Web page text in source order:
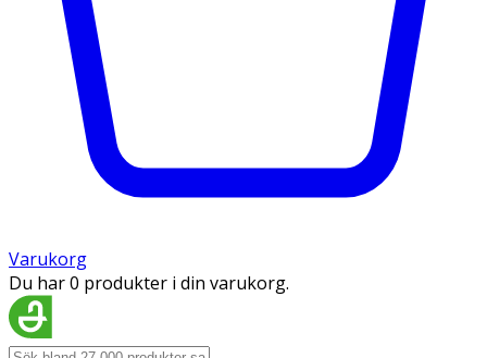
Varukorg
Du har 0 produkter i din varukorg.